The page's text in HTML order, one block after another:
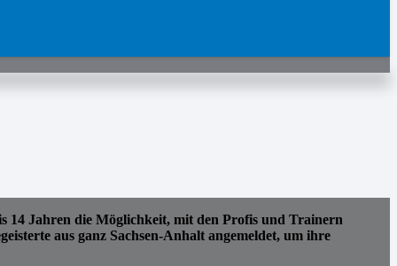
14 Jahren die Möglichkeit, mit den Profis und Trainern
aus ganz Sachsen-Anhalt angemeldet, um ihre